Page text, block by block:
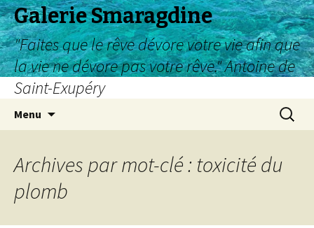
Galerie Smaragdine
"Faites que le rêve dévore votre vie afin que
la vie ne dévore pas votre rêve." Antoine de
Saint-Exupéry
Menu
Archives par mot-clé : toxicité du
plomb